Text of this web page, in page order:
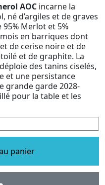
AOC incarne la
né d’argiles et de graves
Merlot et 5%
mois en barriques dont
de cerise noire et de
et de graphite. La
des tanins ciselés,
et une persistance
grande garde 2028-
pour la table et les
panier